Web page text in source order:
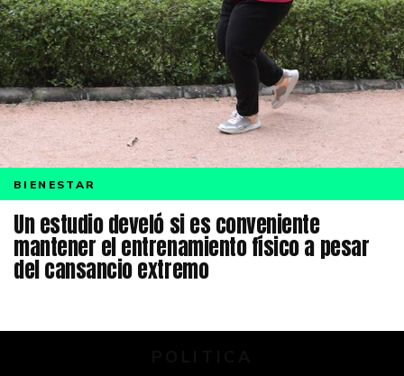
BIENESTAR
Un estudio develó si es conveniente
mantener el entrenamiento físico a pesar
del cansancio extremo